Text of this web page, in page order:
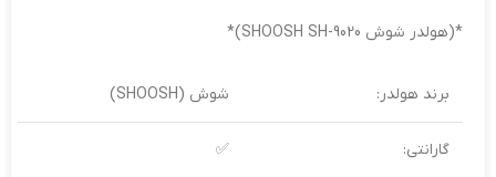
*(هولدر شوش SHOOSH SH-9020)*
برند هولدر: شوش (SHOOSH)
گارانتی: ✅